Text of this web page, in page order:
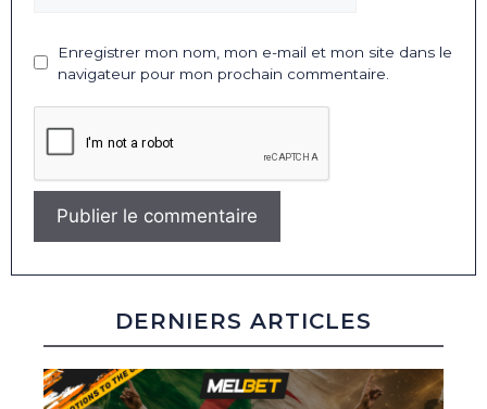
Enregistrer mon nom, mon e-mail et mon site dans le
navigateur pour mon prochain commentaire.
DERNIERS ARTICLES